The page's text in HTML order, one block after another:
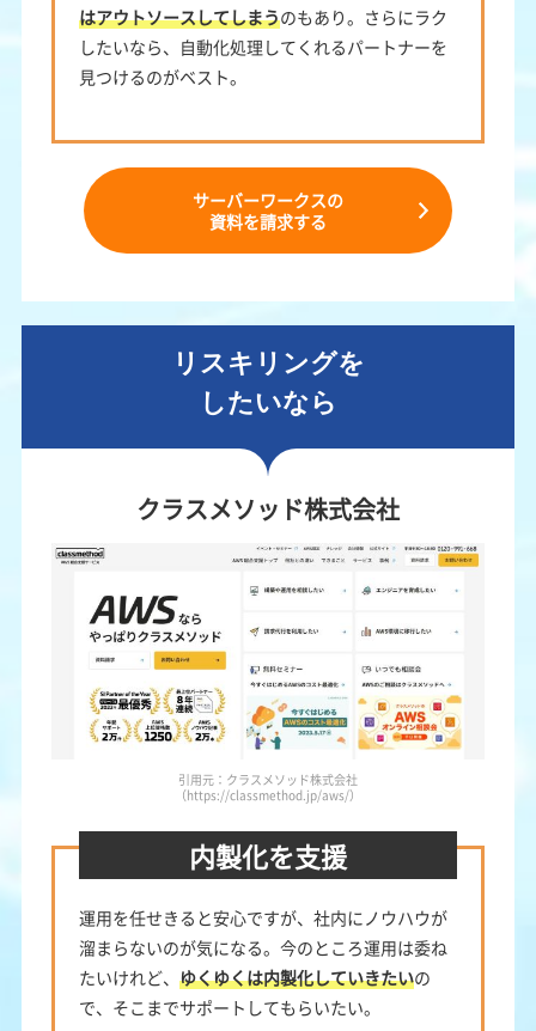
はアウトソースしてしまうのもあり。さらにラク
したいなら、自動化処理してくれるパートナーを
見つけるのがベスト。
サーバーワークスの
資料を請求する
リスキリングを
したいなら
クラスメソッド株式会社
引用元：クラスメソッド株式会社
（https://classmethod.jp/aws/）
内製化を支援
運用を任せきると安心ですが、社内にノウハウが
溜まらないのが気になる。今のところ運用は委ね
たいけれど、 ゆくゆくは内製化していきたいの
で、そこまでサポートしてもらいたい。